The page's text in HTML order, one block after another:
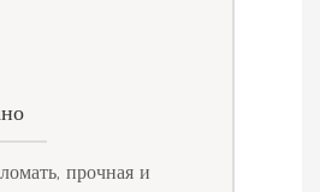
прочная и